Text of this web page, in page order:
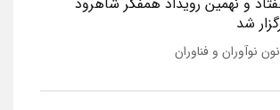
شد
نوآوران و فناوران